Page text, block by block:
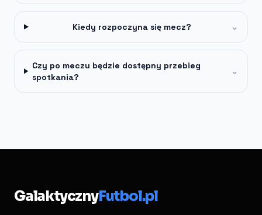
Kiedy rozpoczyna się mecz? ⌄
Czy po meczu będzie dostępny przebieg
spotkania?
⌄
GalaktycznyFutbol.pl